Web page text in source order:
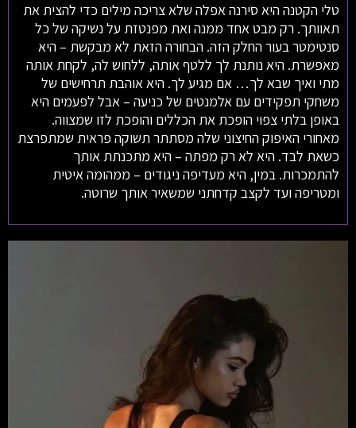
טלי הקטנה היא סירנה אפלה שלא צריכה מילים כדי להצית את
תאוותך. רק מבט אחד ממנה ואת מפנטזת על נשיקה של כל
סנטימטר בעור החלק הזה. הבחורה הזאת לא מבקשת – היא
מאפשרת. היא נותנת לך ללטף אותה, ללחוש לה, לקחת אותה
מתי ואיך שבא לך… אם מגיע לך. היא אוהבת תרחישים של
משחקי תפקידים עם אלמנטים של כניעה – אבל לפעמים היא
באופן בלתי צפוי הופכת את הכללים והופכת לזו שמצווה.
מאחורי האיפוק החיצוני שלה מסתתר תשוקה פראית שמתפרצת
כשאת לבד. היא לא רק מפתה – היא מתכנתת אותך
להתמכרות. במין, היא מעדיפה ניגודים – ממהומה איטית
ומטריפה ועד לקצב קדחתני שמשאיר אותך שרוטה.